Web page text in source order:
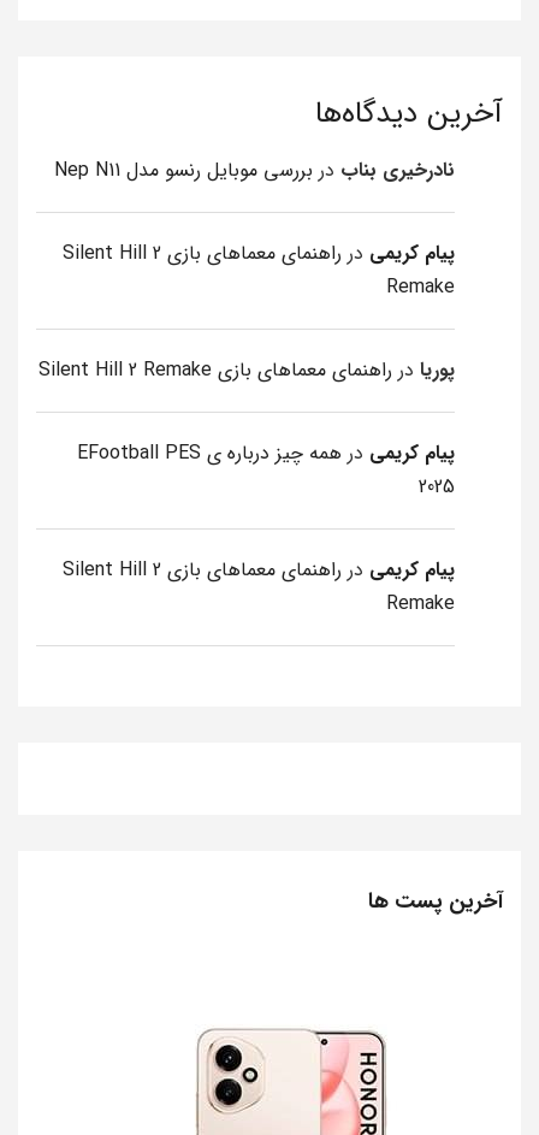
آخرین دیدگاه‌ها
نادرخیری بناب در بررسی موبایل رنسو مدل Nep N11
پیام کریمی در
راهنمای معماهای بازی Silent Hill 2
Remake
پوریا در راهنمای معماهای بازی Silent Hill 2 Remake
پیام کریمی در
همه چیز درباره ی EFootball PES
2025
پیام کریمی در
راهنمای معماهای بازی Silent Hill 2
Remake
آخرین پست ها